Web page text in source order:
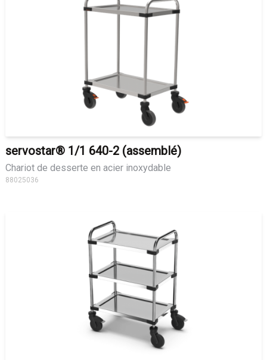
servostar® 1/1 640-2 (assemblé)
Chariot de desserte en acier inoxydable
88025036